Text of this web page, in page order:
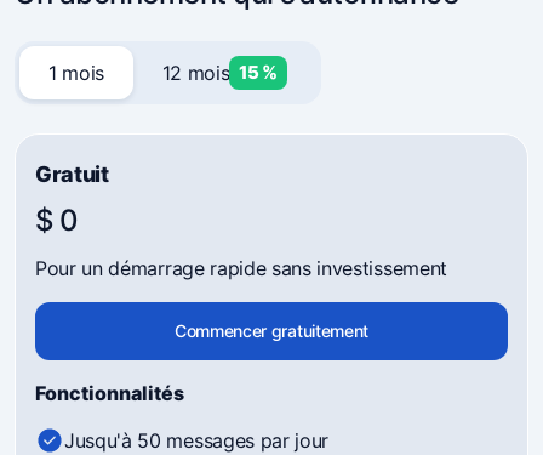
1 mois 12 mois 15 %
Gratuit
$ 0
Pour un démarrage rapide sans investissement
Commencer gratuitement
Fonctionnalités
Jusqu'à 50 messages par jour